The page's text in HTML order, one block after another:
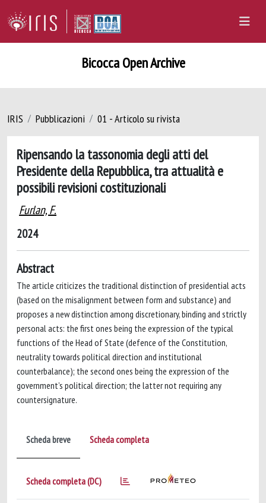
Bicocca Open Archive
IRIS Pubblicazioni 01 - Articolo su rivista
Ripensando la tassonomia degli atti del
Presidente della Repubblica, tra attualità e
possibili revisioni costituzionali
Furlan, F.
2024
Abstract
The article criticizes the traditional distinction of presidential acts
(based on the misalignment between form and substance) and
proposes a new distinction among discretionary, binding and strictly
personal acts: the first ones being the expression of the typical
functions of the Head of State (defence of the Constitution,
neutrality towards political direction and institutional
counterbalance); the second ones being the expression of the
government’s political direction; the latter not requiring any
countersignature.
Scheda breve Scheda completa
Scheda completa (DC)